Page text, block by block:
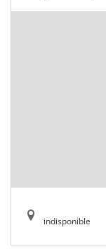
indisponible